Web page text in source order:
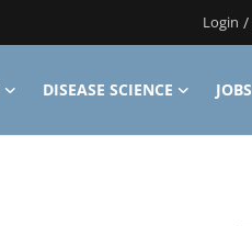
Login /
DISEASE SCIENCE JOBS